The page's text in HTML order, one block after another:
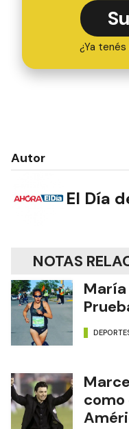
¿Ya
Autor
El Día
NOTAS
María
como